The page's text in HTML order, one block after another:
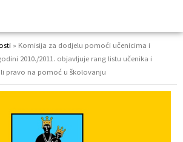
» Komisija za dodjelu pomoći učenicima i
2010./2011. objavljuje rang listu učenika i
pravo na pomoć u školovanju